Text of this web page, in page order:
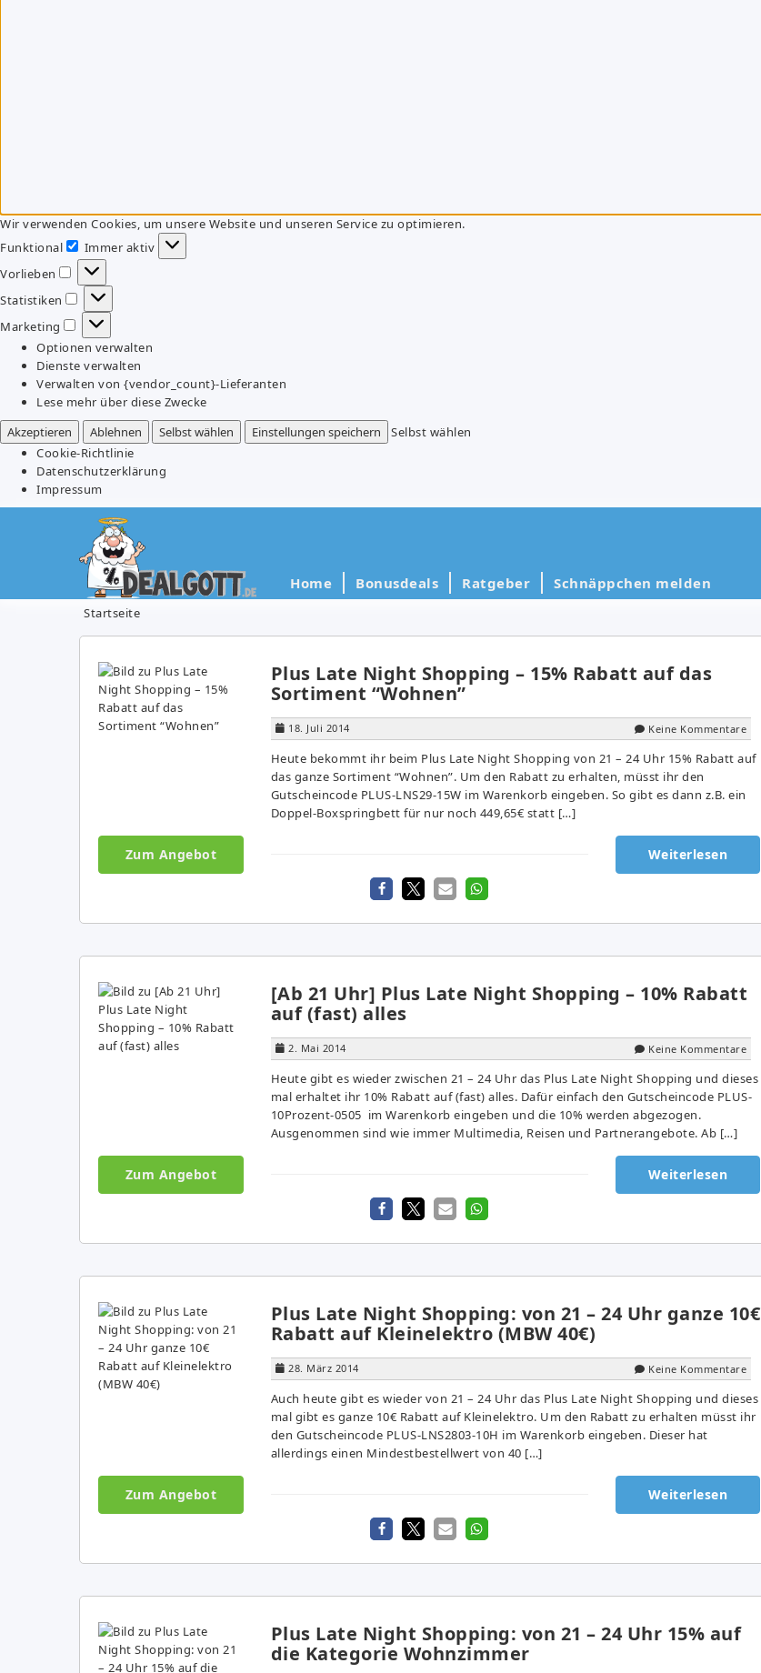
Wir verwenden Cookies, um unsere Website und unseren Service zu optimieren.
Funktional
Funktional
Immer aktiv
Vorlieben
Vorlieben
Statistiken
Statistiken
Marketing
Marketing
Optionen verwalten
Dienste verwalten
Verwalten von {vendor_count}-Lieferanten
Lese mehr über diese Zwecke
Akzeptieren
Ablehnen Selbst wählen Einstellungen speichern
Selbst wählen
Cookie-Richtlinie
Datenschutzerklärung
Impressum
Home Bonusdeals Ratgeber Schnäppchen melden
Startseite
Plus Late Night Shopping – 15% Rabatt auf das
Sortiment “Wohnen”
18. Juli 2014 Keine Kommentare
Heute bekommt ihr beim Plus Late Night Shopping von 21 – 24 Uhr 15% Rabatt auf
das ganze Sortiment “Wohnen”. Um den Rabatt zu erhalten, müsst ihr den
Gutscheincode PLUS-LNS29-15W im Warenkorb eingeben. So gibt es dann z.B. ein
Doppel-Boxspringbett für nur noch 449,65€ statt […]
Zum Angebot Weiterlesen
[Ab 21 Uhr] Plus Late Night Shopping – 10% Rabatt
auf (fast) alles
2. Mai 2014 Keine Kommentare
Heute gibt es wieder zwischen 21 – 24 Uhr das Plus Late Night Shopping und dieses
mal erhaltet ihr 10% Rabatt auf (fast) alles. Dafür einfach den Gutscheincode PLUS-
10Prozent-0505 im Warenkorb eingeben und die 10% werden abgezogen.
Ausgenommen sind wie immer Multimedia, Reisen und Partnerangebote. Ab […]
Zum Angebot Weiterlesen
Plus Late Night Shopping: von 21 – 24 Uhr ganze 10€
Rabatt auf Kleinelektro (MBW 40€)
28. März 2014 Keine Kommentare
Auch heute gibt es wieder von 21 – 24 Uhr das Plus Late Night Shopping und dieses
mal gibt es ganze 10€ Rabatt auf Kleinelektro. Um den Rabatt zu erhalten müsst ihr
den Gutscheincode PLUS-LNS2803-10H im Warenkorb eingeben. Dieser hat
allerdings einen Mindestbestellwert von 40 […]
Zum Angebot Weiterlesen
Plus Late Night Shopping: von 21 – 24 Uhr 15% auf
die Kategorie Wohnzimmer